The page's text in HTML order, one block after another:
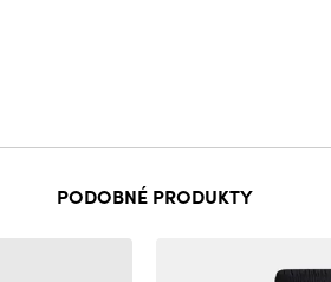
PODOBNÉ PRODUKTY